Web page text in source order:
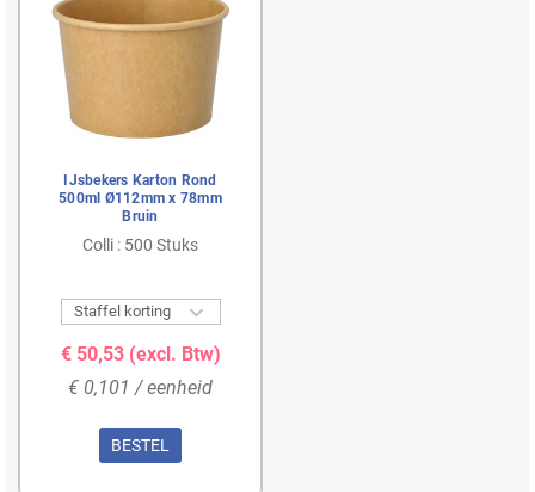
IJsbekers Karton Rond
500ml Ø112mm x 78mm
Bruin
Colli : 500 Stuks
Staffel korting 
€ 50,53 (excl. Btw)
€ 0,101 / eenheid
BESTEL